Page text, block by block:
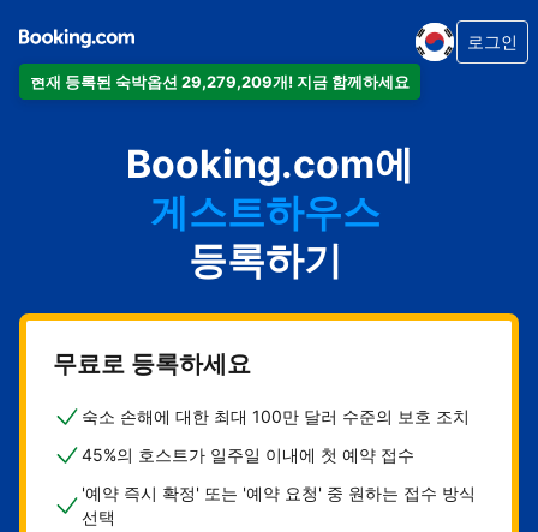
현재 등록된 숙박옵션 29,279,209개! 지금 함께하세요
로그인
Booking.com에
아파트
호텔
홀리데이 홈
게스트하우스
비앤비
등록하기
무료로 등록하세요
숙소 손해에 대한 최대 100만 달러 수준의 보호 조치
45%의 호스트가 일주일 이내에 첫 예약 접수
'예약 즉시 확정' 또는 '예약 요청' 중 원하는 접수 방식
선택